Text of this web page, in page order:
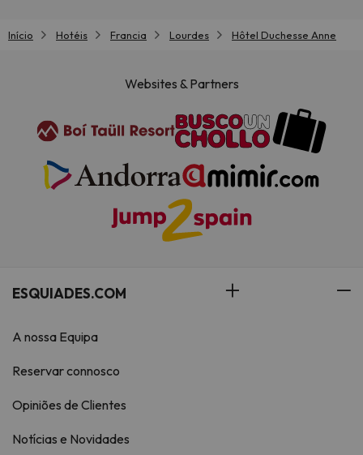
Início Hotéis Francia Lourdes Hôtel Duchesse Anne
Websites & Partners
ESQUIADES.COM
A nossa Equipa
Reservar connosco
Opiniões de Clientes
Notícias e Novidades